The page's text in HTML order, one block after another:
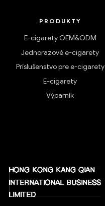
PRODUKTY
E-cigarety OEM&ODM
Jednorazové e-cigarety
Príslušenstvo pre e-cigarety
E-cigarety
Výparník